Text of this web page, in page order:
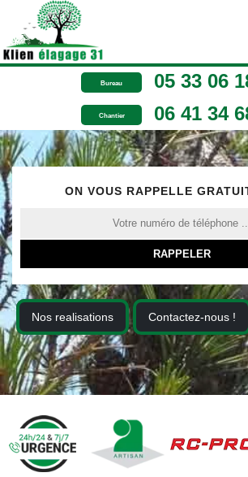
Bureau 05 33 06
Chantier 06 41 34
ON VOUS RAPPELLE
Nos realisations Contactez-nous !